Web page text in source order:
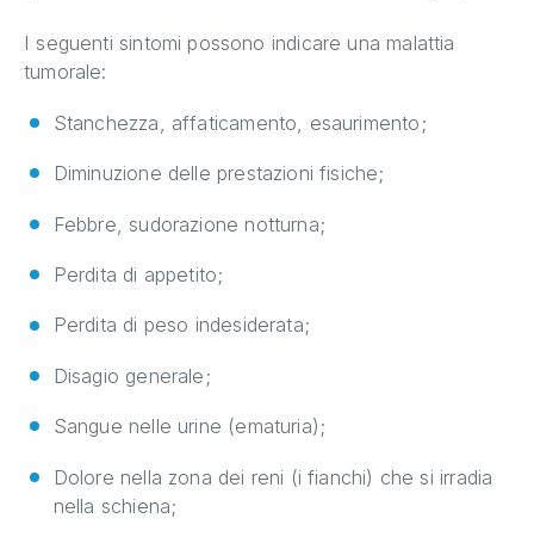
I seguenti sintomi possono indicare una malattia
tumorale:
Stanchezza, affaticamento, esaurimento;
Diminuzione delle prestazioni fisiche;
Febbre, sudorazione notturna;
Perdita di appetito;
Perdita di peso indesiderata;
Disagio generale;
Sangue nelle urine (ematuria);
Dolore nella zona dei reni (i fianchi) che si irradia
nella schiena;